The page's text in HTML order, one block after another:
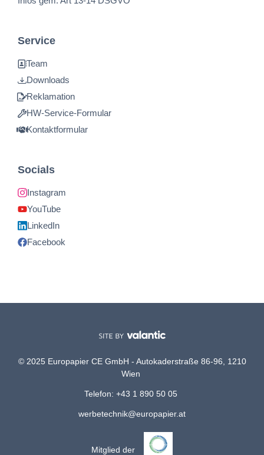
Service
Team
Downloads
Reklamation
HW-Service-Formular
Kontaktformular
Socials
Instagram
YouTube
LinkedIn
Facebook
© 2025 Europapier CE GmbH - Autokaderstraße 86-96, 1210
Wien
Telefon: +43 1 890 50 05
werbetechnik@europapier.at
Mitglied der